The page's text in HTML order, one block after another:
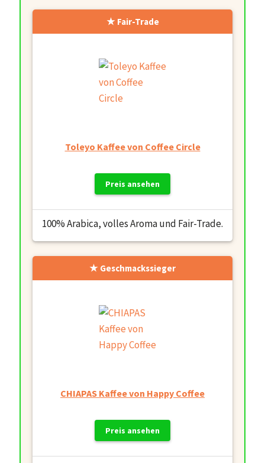
Fair-Trade
Toleyo Kaffee von Coffee Circle
Preis ansehen
100% Arabica, volles Aroma und Fair-Trade.
Geschmackssieger
CHIAPAS Kaffee von Happy Coffee
Preis ansehen